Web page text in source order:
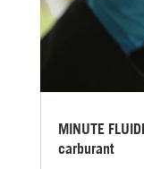
MINUTE
carburant